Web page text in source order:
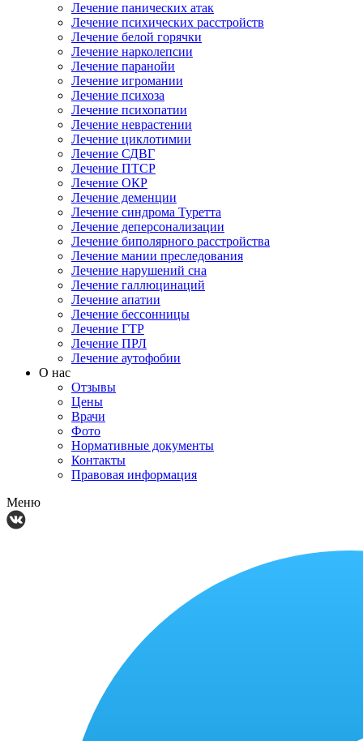
Лечение панических атак
Лечение психических расстройств
Лечение белой горячки
Лечение нарколепсии
Лечение паранойи
Лечение игромании
Лечение психоза
Лечение психопатии
Лечение неврастении
Лечение циклотимии
Лечение СДВГ
Лечение ПТСР
Лечение ОКР
Лечение деменции
Лечение синдрома Туретта
Лечение деперсонализации
Лечение биполярного расстройства
Лечение мании преследования
Лечение нарушений сна
Лечение галлюцинаций
Лечение апатии
Лечение бессонницы
Лечение ГТР
Лечение ПРЛ
Лечение аутофобии
О нас
Отзывы
Цены
Врачи
Фото
Нормативные документы
Контакты
Правовая информация
Меню